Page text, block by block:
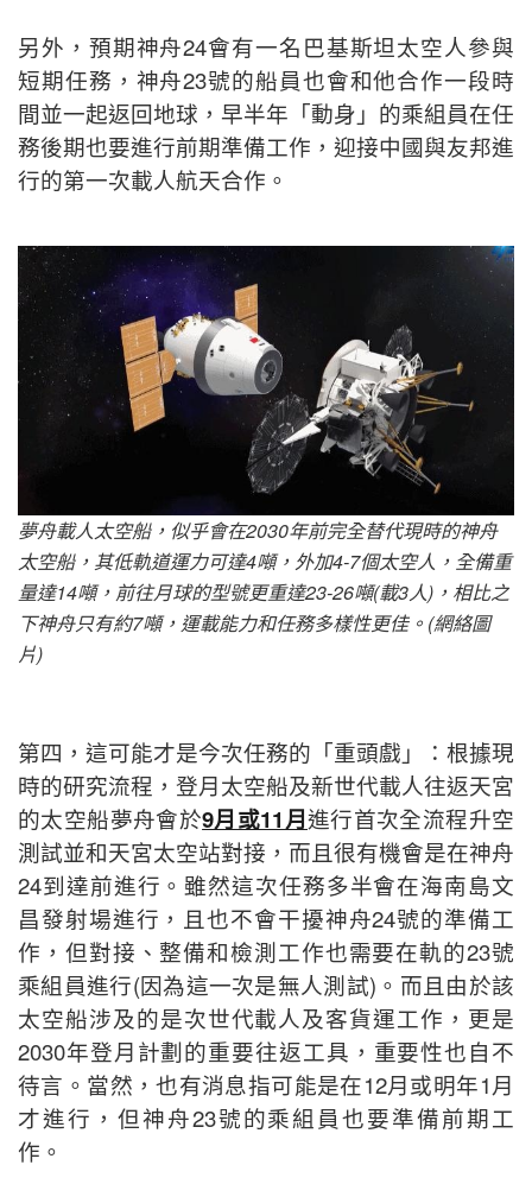
另外，預期神舟24會有一名巴基斯坦太空人參與
短期任務，神舟23號的船員也會和他合作一段時
間並一起返回地球，早半年「動身」的乘組員在任
務後期也要進行前期準備工作，迎接中國與友邦進
行的第一次載人航天合作。
夢舟載人太空船，似乎會在2030年前完全替代現時的神舟
太空船，其低軌道運力可達4噸，外加4-7個太空人，全備重
量達14噸，前往月球的型號更重達23-26噸(載3人)，相比之
下神舟只有約7噸，運載能力和任務多樣性更佳。(網絡圖
片)
第四，這可能才是今次任務的「重頭戲」：根據現
時的研究流程，登月太空船及新世代載人往返天宮
的太空船夢舟會於9月或11月進行首次全流程升空
測試並和天宮太空站對接，而且很有機會是在神舟
24到達前進行。雖然這次任務多半會在海南島文
昌發射場進行，且也不會干擾神舟24號的準備工
作，但對接、整備和檢測工作也需要在軌的23號
乘組員進行(因為這一次是無人測試)。而且由於該
太空船涉及的是次世代載人及客貨運工作，更是
2030年登月計劃的重要往返工具，重要性也自不
待言。當然，也有消息指可能是在12月或明年1月
才進行，但神舟23號的乘組員也要準備前期工
作。